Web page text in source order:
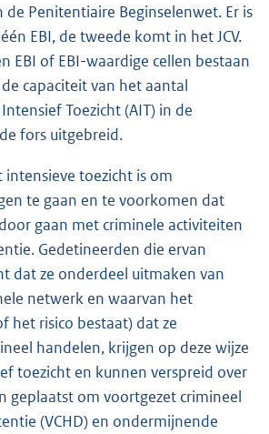
Penitentiaire Beginselenwet. Er is
EBI, de tweede komt in het JCV.
EBI of EBI-waardige cellen bestaan
capaciteit van het aantal
Toezicht (AIT) in de
fors uitgebreid.
toezicht is om
te gaan en te voorkomen dat
gaan met criminele activiteiten
Gedetineerden die ervan
dat ze onderdeel uitmaken van
netwerk en waarvan het
het risico bestaat) dat ze
handelen, krijgen op deze wijze
toezicht en kunnen verspreid over
geplaatst om voortgezet crimineel
(VCHD) en ondermijnende